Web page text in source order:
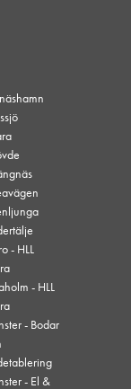
- HLL
- HLL
- Bodar
- El &